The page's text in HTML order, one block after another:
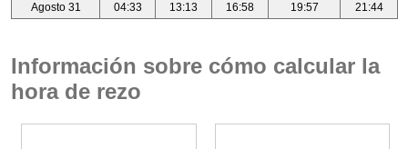
Agosto 31
04:33 13:13 16:58 19:57 21:44
Información sobre cómo calcular la
hora de rezo